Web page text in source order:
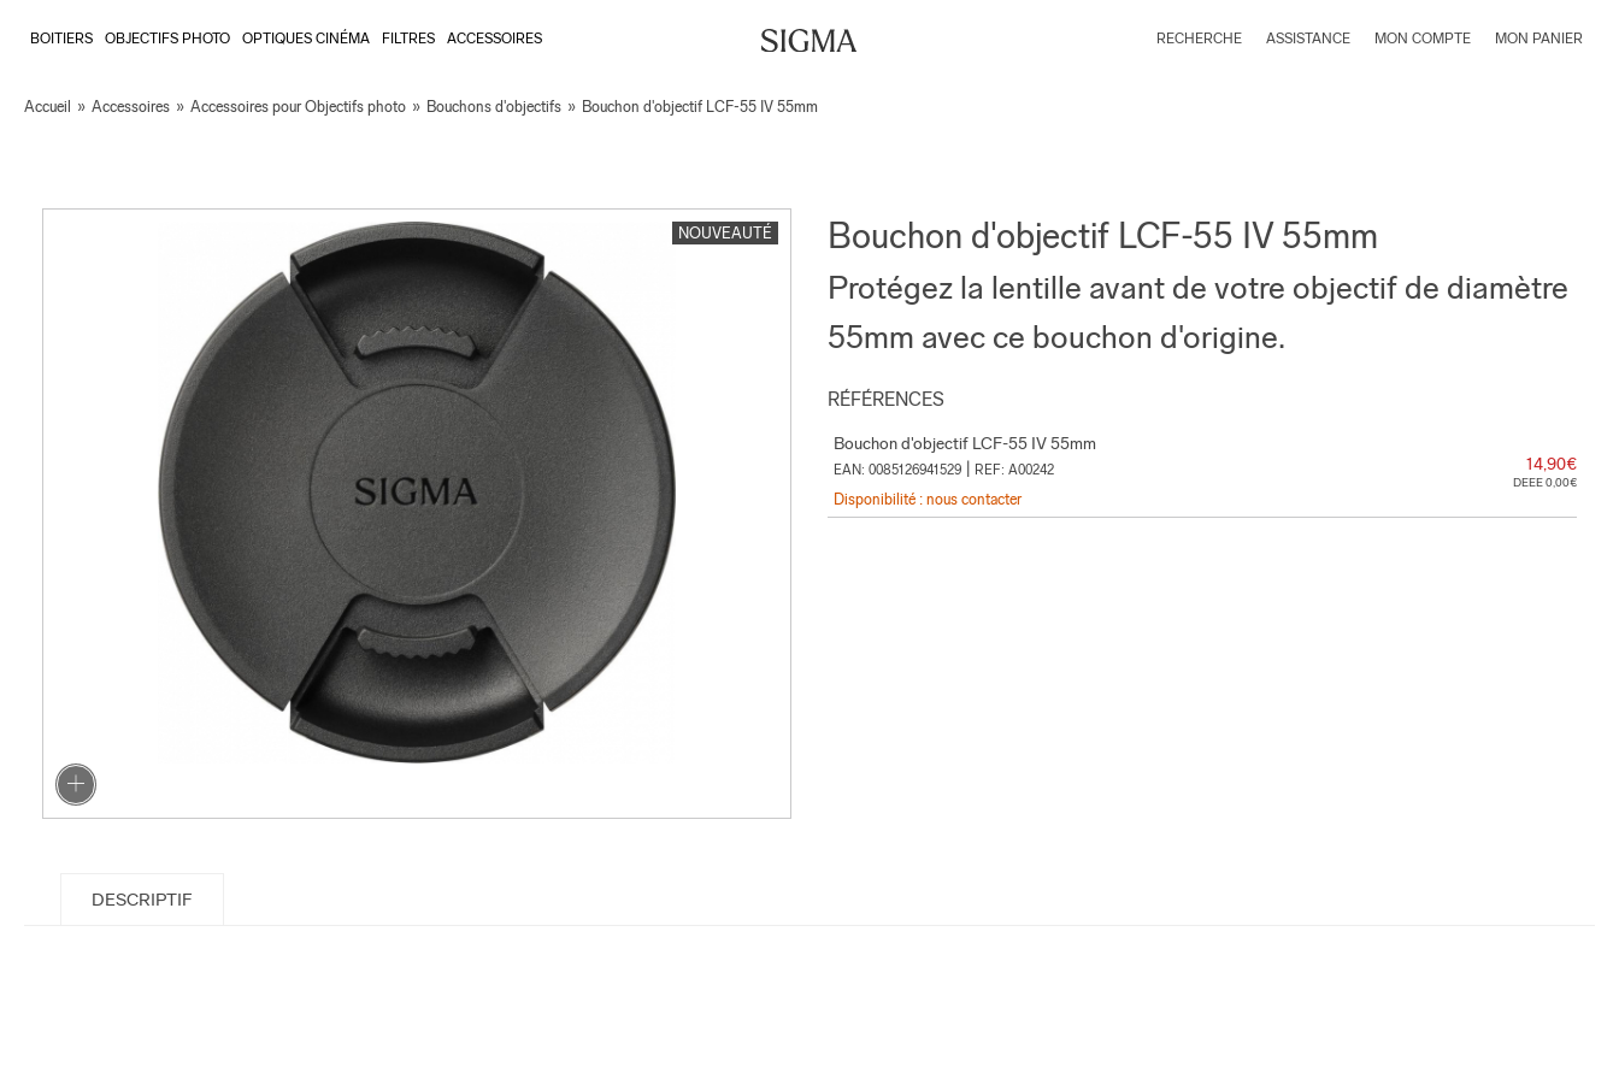
BOITIERS OBJECTIFS PHOTO OPTIQUES CINÉMA FILTRES ACCESSOIRES RECHERCHE ASSISTANCE MON COMPTE MON PANIER
Accueil » Accessoires » Accessoires pour Objectifs photo » Bouchons d'objectifs » Bouchon d'objectif LCF-55 IV 55mm
NOUVEAUTÉ Bouchon d'objectif LCF-55 IV 55mm
Protégez la lentille avant de votre objectif de diamètre
55mm avec ce bouchon d'origine.
RÉFÉRENCES
Bouchon d'objectif LCF-55 IV 55mm
EAN: 0085126941529 | REF: A00242
Disponibilité : nous contacter
14,90€
DEEE 0,00€
DESCRIPTIF